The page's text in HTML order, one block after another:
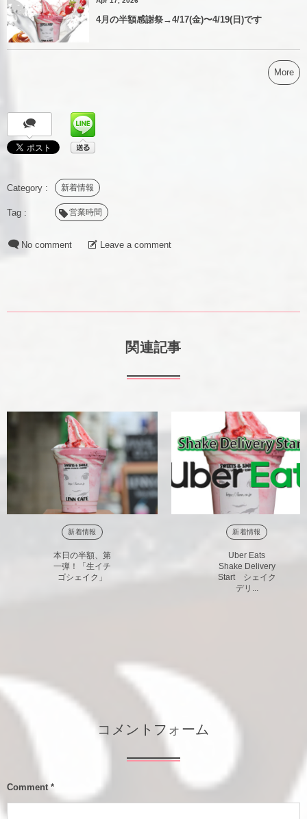
4月の半額感謝祭→4/17(金)〜4/19(日)です
More
新着情報
営業時間
No comment Leave a comment
関連記事
新着情報
本日の半額、第
一弾！「生イチ
ゴシェイク」
新着情報
Uber Eats
Shake Delivery
Start シェイク
デリ...
コメントフォーム
Comment *